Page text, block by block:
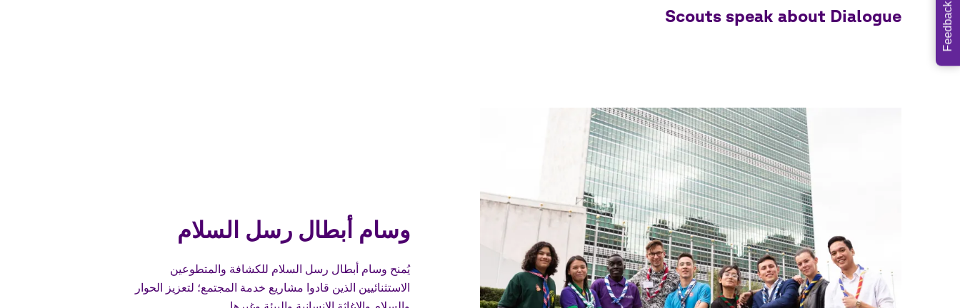
وسام أبطال رسل السلام
يُمنح وسام أبطال رسل السلام للكشافة والمتطوعين
الاستثنائيين الذين قادوا مشاريع خدمة المجتمع؛ لتعزيز الحوار
Feedback